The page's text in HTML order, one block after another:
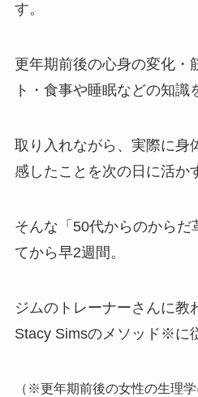
す。
更年期前後の心身の変化・
ト・食事や睡眠などの知識
取り入れながら、実際に身
感したことを次の日に活か
そんな「50代からのからだ
てから早2週間。
ジムのトレーナーさんに教
Stacy Simsのメソッド※に
（※更年期前後の女性の生理